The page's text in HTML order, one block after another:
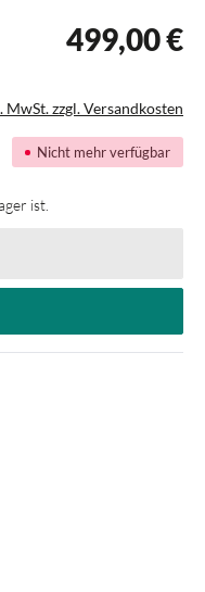
499,00 €
MwSt. zzgl. Versandkosten
Nicht mehr verfügbar
ist.